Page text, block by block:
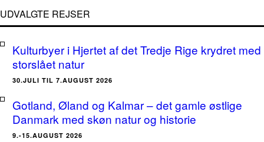
UDVALGTE REJSER
Kulturbyer i Hjertet af det Tredje Rige krydret med
storslået natur
30.JULI TIL 7.AUGUST 2026
Gotland, Øland og Kalmar – det gamle østlige
Danmark med skøn natur og historie
9.-15.AUGUST 2026